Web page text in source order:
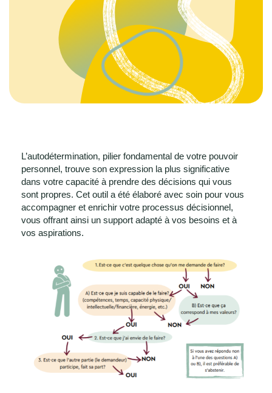
L’autodétermination, pilier fondamental de votre pouvoir
personnel, trouve son expression la plus significative
dans votre capacité à prendre des décisions qui vous
sont propres. Cet outil a été élaboré avec soin pour vous
accompagner et enrichir votre processus décisionnel,
vous offrant ainsi un support adapté à vos besoins et à
vos aspirations.